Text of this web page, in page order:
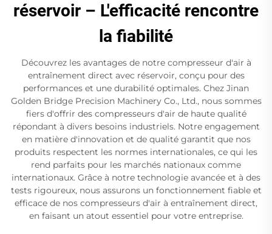
réservoir – L'efficacité rencontre
la fiabilité
Découvrez les avantages de notre compresseur d'air à
entraînement direct avec réservoir, conçu pour des
performances et une durabilité optimales. Chez Jinan
Golden Bridge Precision Machinery Co., Ltd., nous sommes
fiers d'offrir des compresseurs d'air de haute qualité
répondant à divers besoins industriels. Notre engagement
en matière d'innovation et de qualité garantit que nos
produits respectent les normes internationales, ce qui les
rend parfaits pour les marchés nationaux comme
internationaux. Grâce à notre technologie avancée et à des
tests rigoureux, nous assurons un fonctionnement fiable et
efficace de nos compresseurs d'air à entraînement direct,
en faisant un atout essentiel pour votre entreprise.